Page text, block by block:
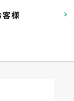
様